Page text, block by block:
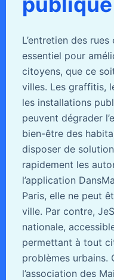
L’entretien des
essentiel pour
citoyens, que ce
villes. Les graffitis,
les installations
peuvent dégrader
bien-être des
disposer de
rapidement les
l’application
Paris, elle ne peut
ville. Par contre,
nationale,
permettant à tout
problèmes urbains.
l’association des